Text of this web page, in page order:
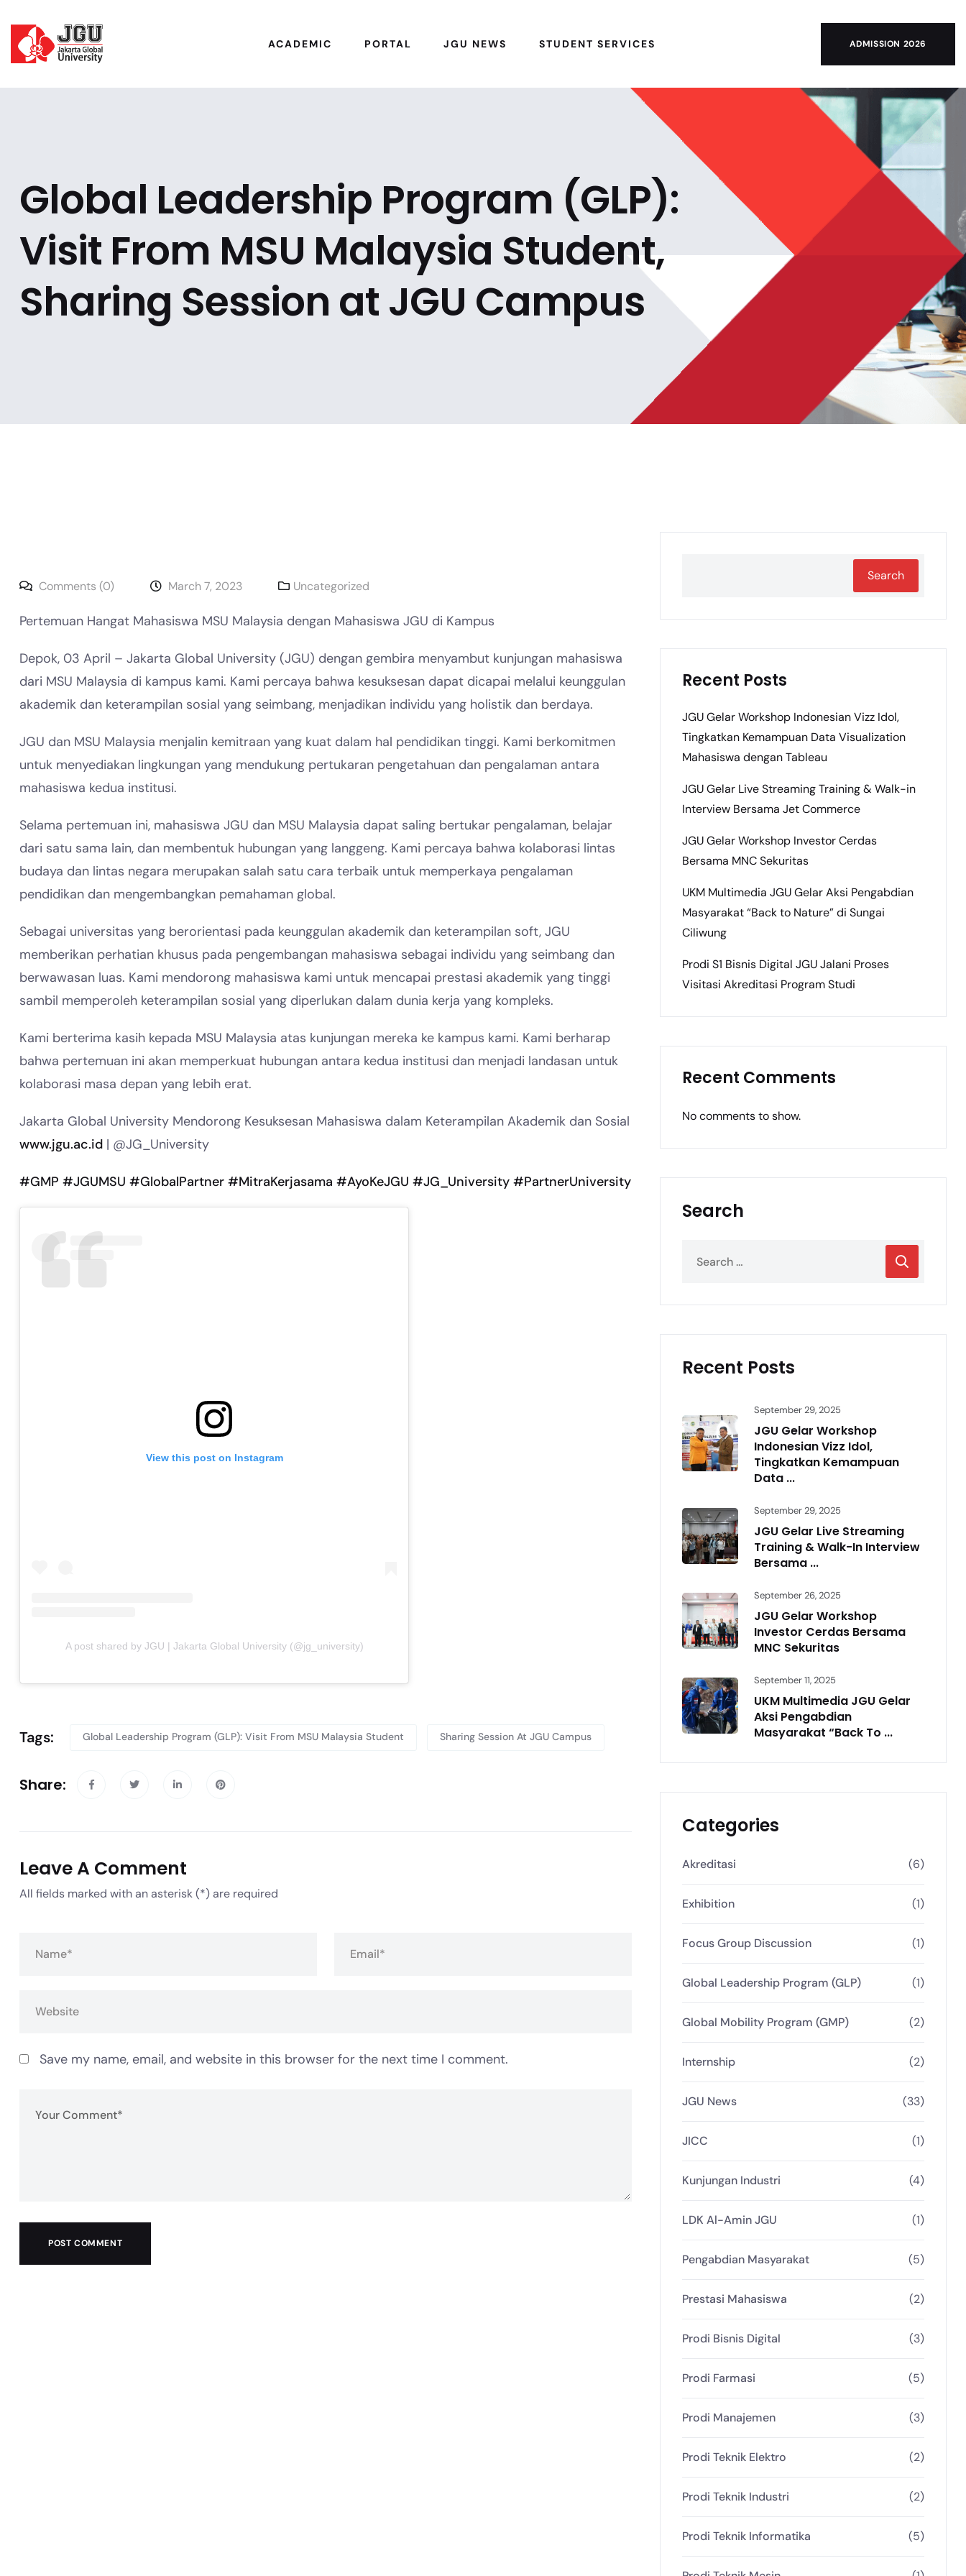
ACADEMIC PORTAL JGU NEWS STUDENT SERVICES ADMISSION 2026
Global Leadership Program (GLP):
Visit From MSU Malaysia Student,
Sharing Session at JGU Campus
Comments (0) March 7, 2023 Uncategorized
Pertemuan Hangat Mahasiswa MSU Malaysia dengan Mahasiswa JGU di Kampus
Depok, 03 April – Jakarta Global University (JGU) dengan gembira menyambut kunjungan mahasiswa
dari MSU Malaysia di kampus kami. Kami percaya bahwa kesuksesan dapat dicapai melalui keunggulan
akademik dan keterampilan sosial yang seimbang, menjadikan individu yang holistik dan berdaya.
JGU dan MSU Malaysia menjalin kemitraan yang kuat dalam hal pendidikan tinggi. Kami berkomitmen
untuk menyediakan lingkungan yang mendukung pertukaran pengetahuan dan pengalaman antara
mahasiswa kedua institusi.
Selama pertemuan ini, mahasiswa JGU dan MSU Malaysia dapat saling bertukar pengalaman, belajar
dari satu sama lain, dan membentuk hubungan yang langgeng. Kami percaya bahwa kolaborasi lintas
budaya dan lintas negara merupakan salah satu cara terbaik untuk memperkaya pengalaman
pendidikan dan mengembangkan pemahaman global.
Sebagai universitas yang berorientasi pada keunggulan akademik dan keterampilan soft, JGU
memberikan perhatian khusus pada pengembangan mahasiswa sebagai individu yang seimbang dan
berwawasan luas. Kami mendorong mahasiswa kami untuk mencapai prestasi akademik yang tinggi
sambil memperoleh keterampilan sosial yang diperlukan dalam dunia kerja yang kompleks.
Kami berterima kasih kepada MSU Malaysia atas kunjungan mereka ke kampus kami. Kami berharap
bahwa pertemuan ini akan memperkuat hubungan antara kedua institusi dan menjadi landasan untuk
kolaborasi masa depan yang lebih erat.
Jakarta Global University Mendorong Kesuksesan Mahasiswa dalam Keterampilan Akademik dan Sosial
www.jgu.ac.id | @JG_University
#GMP #JGUMSU #GlobalPartner #MitraKerjasama #AyoKeJGU #JG_University #PartnerUniversity
View this post on Instagram
A post shared by JGU | Jakarta Global University (@jg_university)
Tags: Global Leadership Program (GLP): Visit From MSU Malaysia Student Sharing Session At JGU Campus
Share:
Leave A Comment
All fields marked with an asterisk (*) are required
Save my name, email, and website in this browser for the next time I comment.
POST COMMENT
Search
Recent Posts
JGU Gelar Workshop Indonesian Vizz Idol,
Tingkatkan Kemampuan Data Visualization
Mahasiswa dengan Tableau
JGU Gelar Live Streaming Training & Walk-in
Interview Bersama Jet Commerce
JGU Gelar Workshop Investor Cerdas
Bersama MNC Sekuritas
UKM Multimedia JGU Gelar Aksi Pengabdian
Masyarakat “Back to Nature” di Sungai
Ciliwung
Prodi S1 Bisnis Digital JGU Jalani Proses
Visitasi Akreditasi Program Studi
Recent Comments
No comments to show.
Search
Recent Posts
September 29, 2025
JGU Gelar Workshop
Indonesian Vizz Idol,
Tingkatkan Kemampuan
Data ...
September 29, 2025
JGU Gelar Live Streaming
Training & Walk-In Interview
Bersama ...
September 26, 2025
JGU Gelar Workshop
Investor Cerdas Bersama
MNC Sekuritas
September 11, 2025
UKM Multimedia JGU Gelar
Aksi Pengabdian
Masyarakat “Back To ...
Categories
Akreditasi (6)
Exhibition (1)
Focus Group Discussion (1)
Global Leadership Program (GLP) (1)
Global Mobility Program (GMP) (2)
Internship (2)
JGU News (33)
JICC (1)
Kunjungan Industri (4)
LDK Al-Amin JGU (1)
Pengabdian Masyarakat (5)
Prestasi Mahasiswa (2)
Prodi Bisnis Digital (3)
Prodi Farmasi (5)
Prodi Manajemen (3)
Prodi Teknik Elektro (2)
Prodi Teknik Industri (2)
Prodi Teknik Informatika (5)